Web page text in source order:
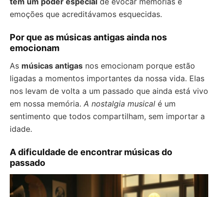
emoções que acreditávamos esquecidas.
Por que as músicas antigas ainda nos
emocionam
As músicas antigas nos emocionam porque estão
ligadas a momentos importantes da nossa vida. Elas
nos levam de volta a um passado que ainda está vivo
em nossa memória. A nostalgia musical é um
sentimento que todos compartilham, sem importar a
idade.
A dificuldade de encontrar músicas do
passado